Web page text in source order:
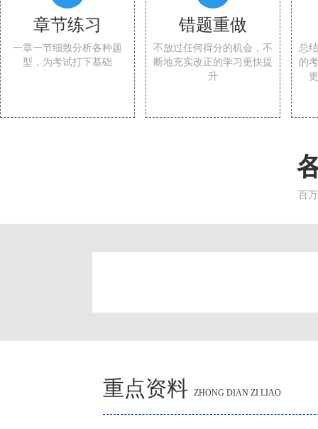
章节练习
一章一节细致分析各种题
型，为考试打下基础
错题重做
不放过任何得分的机会，不
断地充实改正的学习更快提
升
总
的
百
重点资料 ZHONG DIAN ZI LIAO